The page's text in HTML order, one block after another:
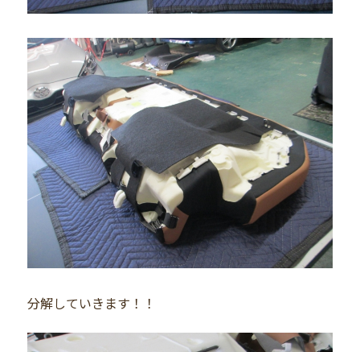
分解していきます！！